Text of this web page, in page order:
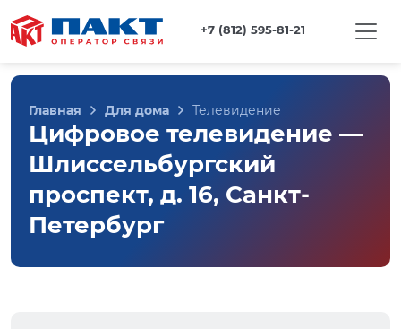
+7 (812) 595-81-21
Главная Для дома Телевидение
Цифровое телевидение —
Шлиссельбургский
проспект, д. 16, Санкт-
Петербург